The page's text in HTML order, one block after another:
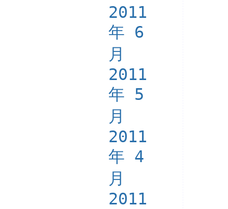
2011
年 6
月
2011
年 5
月
2011
年 4
月
2011